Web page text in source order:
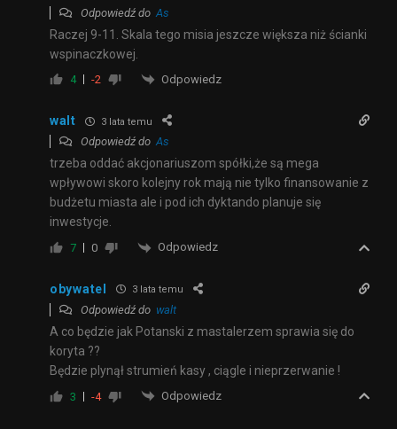
Odpowiedź do As
Raczej 9-11. Skala tego misia jeszcze większa niż ścianki
wspinaczkowej.
4 -2 Odpowiedz
walt 3 lata temu
Odpowiedź doAs
trzeba oddać akcjonariuszom spółki,że są mega
wpływowi skoro kolejny rok mają nie tylko finansowanie z
budżetu miasta ale i pod ich dyktando planuje się
inwestycje.
7 0 Odpowiedz
obywatel 3 lata temu
Odpowiedź do walt
A co będzie jak Potanski z mastalerzem sprawia się do
koryta ??
Będzie plynął strumień kasy , ciągle i nieprzerwanie !
3 -4 Odpowiedz